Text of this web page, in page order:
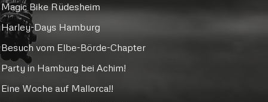
Magic Bike Rüdesheim
Harley-Days Hamburg
Besuch vom Elbe-Börde-Chapter
Party in Hamburg bei Achim!
Eine Woche auf Mallorca!!